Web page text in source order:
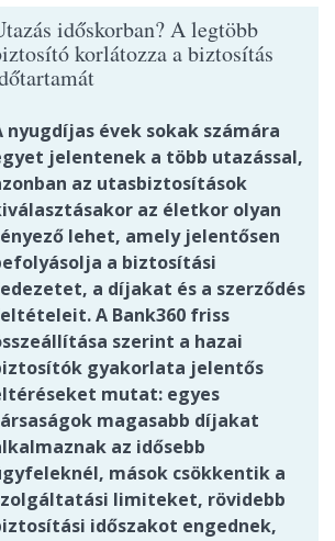
időskorban? A legtöbb
korlátozza a biztosítás
nyugdíjas évek sokak számára
jelentenek a több utazással,
az utasbiztosítások
az életkor olyan
lehet, amely jelentősen
a biztosítási
a díjakat és a szerződés
A Bank360 friss
szerint a hazai
gyakorlata jelentős
mutat: egyes
magasabb díjakat
az idősebb
mások csökkentik a
limiteket, rövidebb
időszakot engednek,